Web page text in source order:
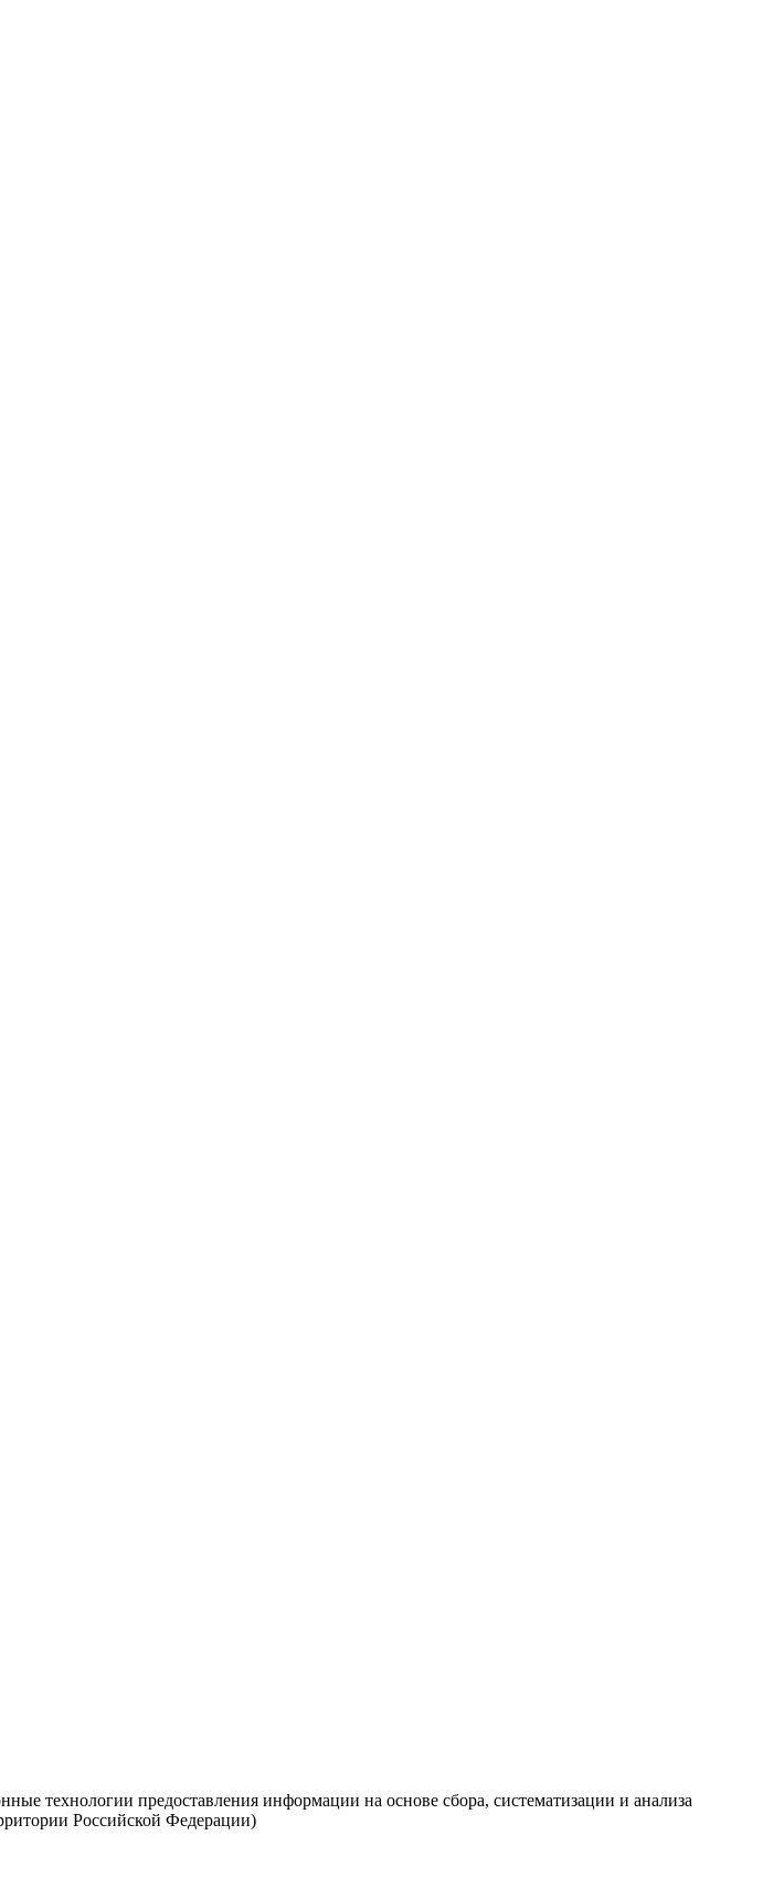
технологии предоставления информации на основе сбора, систематизации и анализа
Российской Федерации)